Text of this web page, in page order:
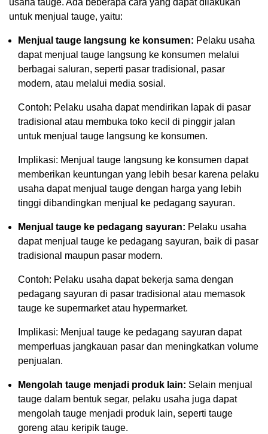
usaha tauge. Ada beberapa cara yang dapat dilakukan
untuk menjual tauge, yaitu:
Menjual tauge langsung ke konsumen: Pelaku usaha
dapat menjual tauge langsung ke konsumen melalui
berbagai saluran, seperti pasar tradisional, pasar
modern, atau melalui media sosial.
Contoh: Pelaku usaha dapat mendirikan lapak di pasar
tradisional atau membuka toko kecil di pinggir jalan
untuk menjual tauge langsung ke konsumen.
Implikasi: Menjual tauge langsung ke konsumen dapat
memberikan keuntungan yang lebih besar karena pelaku
usaha dapat menjual tauge dengan harga yang lebih
tinggi dibandingkan menjual ke pedagang sayuran.
Menjual tauge ke pedagang sayuran: Pelaku usaha
dapat menjual tauge ke pedagang sayuran, baik di pasar
tradisional maupun pasar modern.
Contoh: Pelaku usaha dapat bekerja sama dengan
pedagang sayuran di pasar tradisional atau memasok
tauge ke supermarket atau hypermarket.
Implikasi: Menjual tauge ke pedagang sayuran dapat
memperluas jangkauan pasar dan meningkatkan volume
penjualan.
Mengolah tauge menjadi produk lain: Selain menjual
tauge dalam bentuk segar, pelaku usaha juga dapat
mengolah tauge menjadi produk lain, seperti tauge
goreng atau keripik tauge.